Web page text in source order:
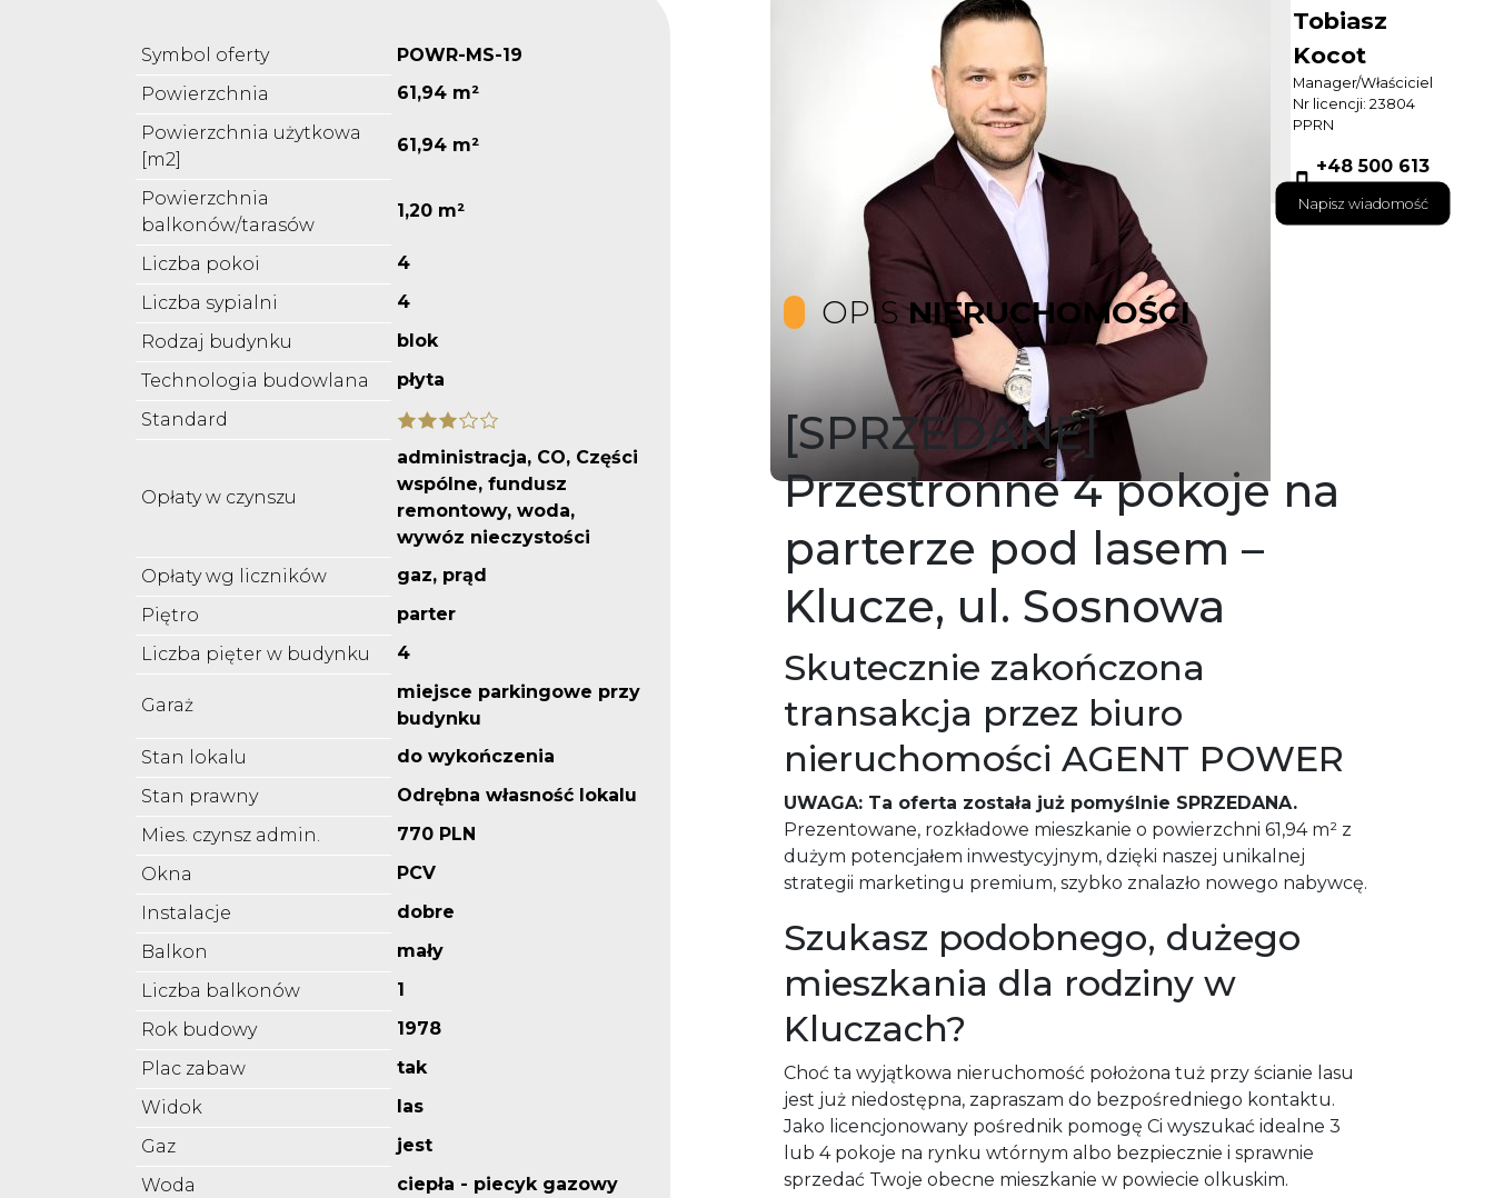
Symbol oferty
POWR-MS-19
Powierzchnia
61,94 m²
Powierzchnia użytkowa
[m2]
61,94 m²
Powierzchnia
balkonów/tarasów
1,20 m²
Liczba pokoi
4
Liczba sypialni
4
Rodzaj budynku
blok
Technologia budowlana
płyta
Standard
Opłaty w czynszu
administracja, CO, Części
wspólne, fundusz
remontowy, woda,
wywóz nieczystości
Opłaty wg liczników
gaz, prąd
Piętro
parter
Liczba pięter w budynku
4
Garaż
miejsce parkingowe przy
budynku
Stan lokalu
do wykończenia
Stan prawny
Odrębna własność lokalu
Mies. czynsz admin.
770 PLN
Okna
PCV
Instalacje
dobre
Balkon
mały
Liczba balkonów
1
Rok budowy
1978
Plac zabaw
tak
Widok
las
Gaz
jest
Woda
ciepła - piecyk gazowy
Tobiasz
Kocot
Manager/Właściciel
Nr licencji: 23804
PPRN
+48 500 613
132
Napisz wiadomość
OPIS NIERUCHOMOŚCI
[SPRZEDANE]
Przestronne 4 pokoje na
parterze pod lasem –
Klucze, ul. Sosnowa
Skutecznie zakończona
transakcja przez biuro
nieruchomości AGENT POWER
UWAGA: Ta oferta została już pomyślnie SPRZEDANA.
Prezentowane, rozkładowe mieszkanie o powierzchni 61,94 m² z
dużym potencjałem inwestycyjnym, dzięki naszej unikalnej
strategii marketingu premium, szybko znalazło nowego nabywcę.
Szukasz podobnego, dużego
mieszkania dla rodziny w
Kluczach?
Choć ta wyjątkowa nieruchomość położona tuż przy ścianie lasu
jest już niedostępna, zapraszam do bezpośredniego kontaktu.
Jako licencjonowany pośrednik pomogę Ci wyszukać idealne 3
lub 4 pokoje na rynku wtórnym albo bezpiecznie i sprawnie
sprzedać Twoje obecne mieszkanie w powiecie olkuskim.